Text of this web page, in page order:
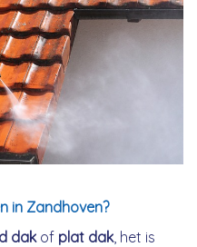
in Zandhoven?
dakof plat dak, het is